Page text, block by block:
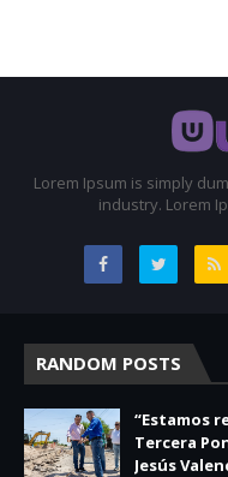
Lorem Ipsum is simply
industry. Lorem
RANDOM POSTS
“Estamos
Tercera
Jesús